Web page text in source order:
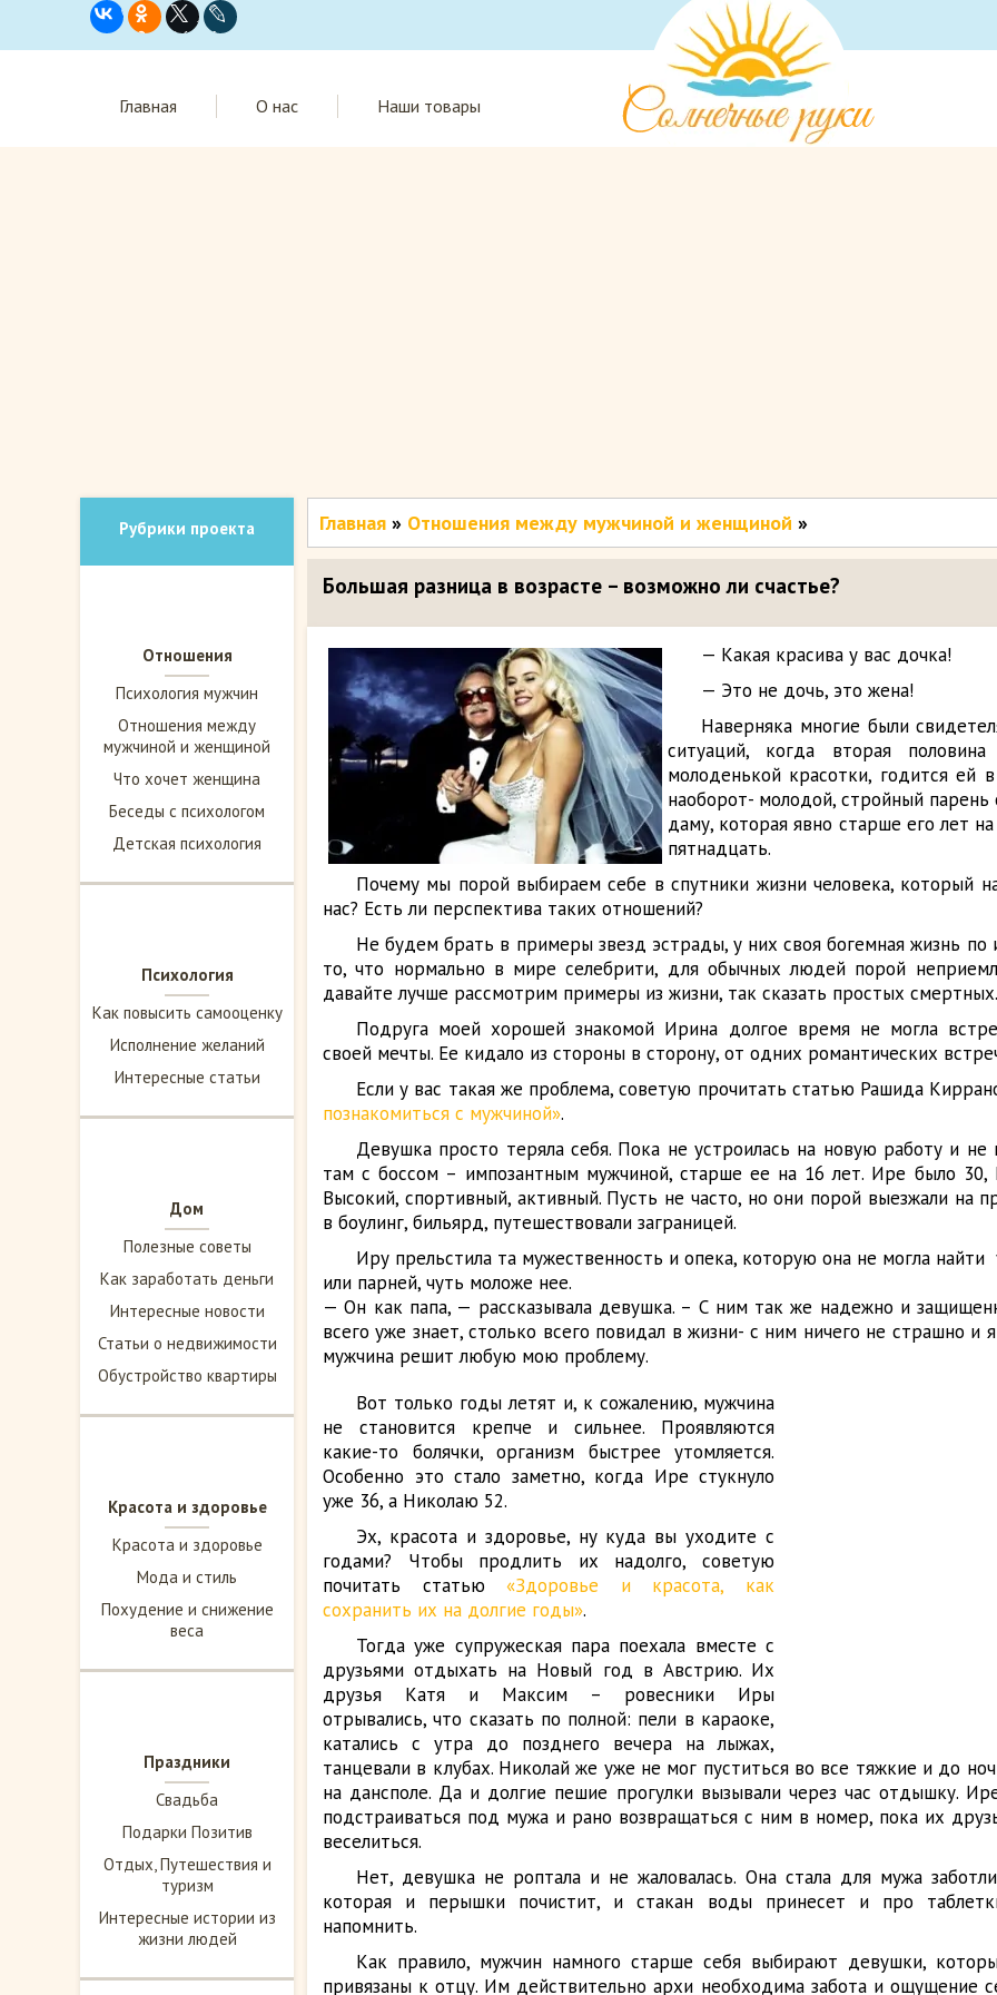
Главная О нас Наши товары
Рубрики проекта
Отношения
Психология мужчин
Отношения между
мужчиной и женщиной
Что хочет женщина
Беседы с психологом
Детская психология
Психология
Как повысить самооценку
Исполнение желаний
Интересные статьи
Дом
Полезные советы
Как заработать деньги
Интересные новости
Статьи о недвижимости
Обустройство квартиры
Красота и здоровье
Красота и здоровье
Мода и стиль
Похудение и снижение
веса
Праздники
Свадьба
Подарки Позитив
Отдых, Путешествия и
туризм
Интересные истории из
жизни людей
Главная » Отношения между мужчиной и женщиной »
Большая разница в возрасте – возможно ли счастье?
— Какая красива у вас дочка!
— Это не дочь, это жена!
Наверняка многие были
ситуаций, когда вторая половина
молоденькой красотки, годится ей
наоборот- молодой, стройный
даму, которая явно старше его лет
пятнадцать.
Почему мы порой выбираем себе в спутники жизни человека, который
нас? Есть ли перспектива таких отношений?
Не будем брать в примеры звезд эстрады, у них своя богемная жизнь по
то, что нормально в мире селебрити, для обычных людей порой
давайте лучше рассмотрим примеры из жизни, так сказать простых смертных.
Подруга моей хорошей знакомой Ирина долгое время не могла
своей мечты. Ее кидало из стороны в сторону, от одних романтических
Если у вас такая же проблема, советую прочитать статью Рашида
познакомиться с мужчиной».
Девушка просто теряла себя. Пока не устроилась на новую работу и не
там с боссом – импозантным мужчиной, старше ее на 16 лет. Ире было
Высокий, спортивный, активный. Пусть не часто, но они порой выезжали на
в боулинг, бильярд, путешествовали заграницей.
Иру прельстила та мужественность и опека, которую она не могла найти
или парней, чуть моложе нее.
— Он как папа, — рассказывала девушка. – С ним так же надежно и
всего уже знает, столько всего повидал в жизни- с ним ничего не страшно и
мужчина решит любую мою проблему.
Вот только годы летят и, к сожалению, мужчина
не становится крепче и сильнее. Проявляются
какие-то болячки, организм быстрее утомляется.
Особенно это стало заметно, когда Ире стукнуло
уже 36, а Николаю 52.
Эх, красота и здоровье, ну куда вы уходите с
годами? Чтобы продлить их надолго, советую
почитать статью«Здоровье и красота, как
сохранить их на долгие годы».
Тогда уже супружеская пара поехала вместе с
друзьями отдыхать на Новый год в Австрию. Их
друзья Катя и Максим – ровесники Иры
отрывались, что сказать по полной: пели в караоке,
катались с утра до позднего вечера на лыжах,
танцевали в клубах. Николай же уже не мог пуститься во все тяжкие и до
на дансполе. Да и долгие пешие прогулки вызывали через час отдышку.
подстраиваться под мужа и рано возвращаться с ним в номер, пока их
веселиться.
Нет, девушка не роптала и не жаловалась. Она стала для мужа
которая и перышки почистит, и стакан воды принесет и про
напомнить.
Как правило, мужчин намного старше себя выбирают девушки,
привязаны к отцу. Им действительно архи необходима забота и ощущение